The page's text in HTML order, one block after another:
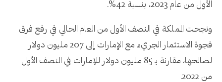
الأول من عام 2023، بنسبة 42%.
ونجحت المملكة في النصف الأول من العام الحالي في رفع فرق
فجوة الاستثمار الجريء مع الإمارات إلى 207 مليون دولار
لصالحها، مقارنة بـ 85 مليون دولار للإمارات في النصف الأول
من 2022.